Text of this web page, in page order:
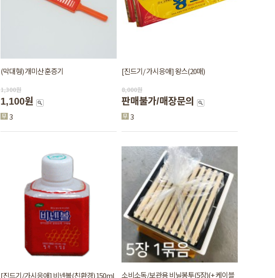
(막대형) 개미산 훈증기
1,300원
1,100원
3
[진드기/ 가시응애] 왕스(20매)
8,000원
판매불가/매장문의
3
[진드기/가시응애] 비넨볼(친환경) 150ml
소비소독/보관용 비닐봉투(5장)(+ 케이블